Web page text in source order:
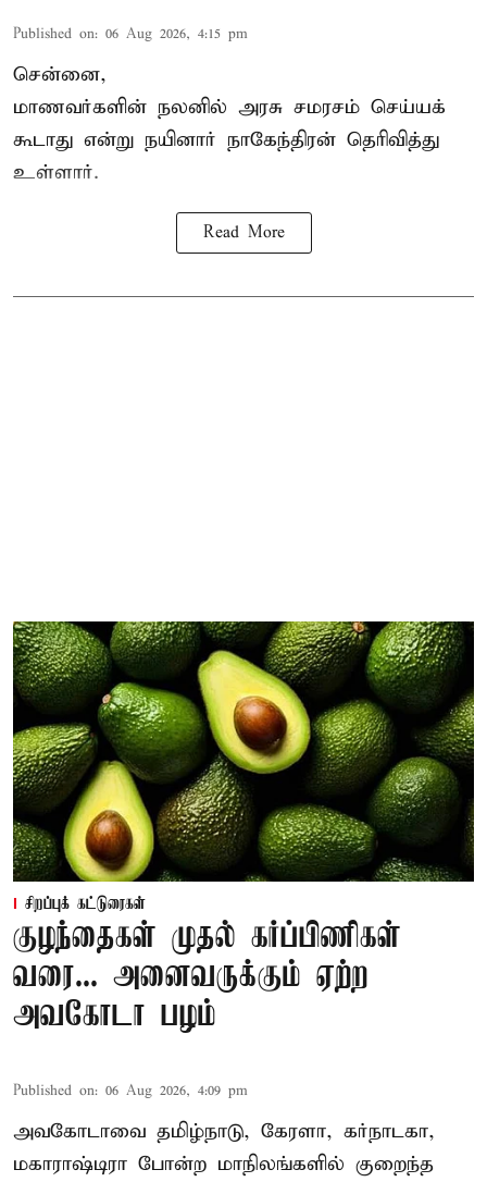
Published on: 06 Aug 2026, 4:15 pm
சென்னை,
மாணவர்களின் நலனில் அரசு சமரசம் செய்யக்
கூடாது என்று நயினார் நாகேந்திரன் தெரிவித்து
உள்ளார்.
Read More
சிறப்புக் கட்டுரைகள்
குழந்தைகள் முதல் கர்ப்பிணிகள்
வரை... அனைவருக்கும் ஏற்ற
அவகோடா பழம்
Published on: 06 Aug 2026, 4:09 pm
அவகோடாவை தமிழ்நாடு, கேரளா, கர்நாடகா,
மகாராஷ்டிரா போன்ற மாநிலங்களில் குறைந்த